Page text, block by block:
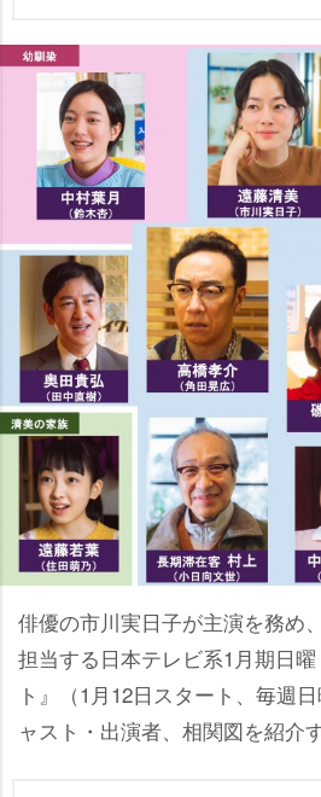
俳優の市川実日子が主演を務め
担当する日本テレビ系1月期日
ト』（1月12日スタート、毎週
ャスト・出演者、相関図を紹介す